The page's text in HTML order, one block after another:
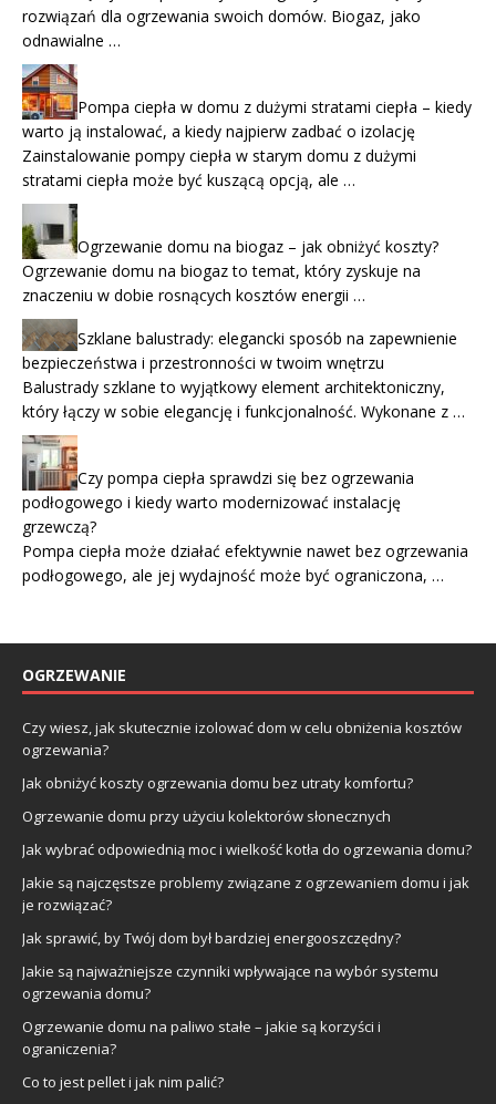
rozwiązań dla ogrzewania swoich domów. Biogaz, jako
odnawialne …
Pompa ciepła w domu z dużymi stratami ciepła – kiedy
warto ją instalować, a kiedy najpierw zadbać o izolację
Zainstalowanie pompy ciepła w starym domu z dużymi
stratami ciepła może być kuszącą opcją, ale …
Ogrzewanie domu na biogaz – jak obniżyć koszty?
Ogrzewanie domu na biogaz to temat, który zyskuje na
znaczeniu w dobie rosnących kosztów energii …
Szklane balustrady: elegancki sposób na zapewnienie
bezpieczeństwa i przestronności w twoim wnętrzu
Balustrady szklane to wyjątkowy element architektoniczny,
który łączy w sobie elegancję i funkcjonalność. Wykonane z …
Czy pompa ciepła sprawdzi się bez ogrzewania
podłogowego i kiedy warto modernizować instalację
grzewczą?
Pompa ciepła może działać efektywnie nawet bez ogrzewania
podłogowego, ale jej wydajność może być ograniczona, …
OGRZEWANIE
Czy wiesz, jak skutecznie izolować dom w celu obniżenia kosztów
ogrzewania?
Jak obniżyć koszty ogrzewania domu bez utraty komfortu?
Ogrzewanie domu przy użyciu kolektorów słonecznych
Jak wybrać odpowiednią moc i wielkość kotła do ogrzewania domu?
Jakie są najczęstsze problemy związane z ogrzewaniem domu i jak
je rozwiązać?
Jak sprawić, by Twój dom był bardziej energooszczędny?
Jakie są najważniejsze czynniki wpływające na wybór systemu
ogrzewania domu?
Ogrzewanie domu na paliwo stałe – jakie są korzyści i
ograniczenia?
Co to jest pellet i jak nim palić?